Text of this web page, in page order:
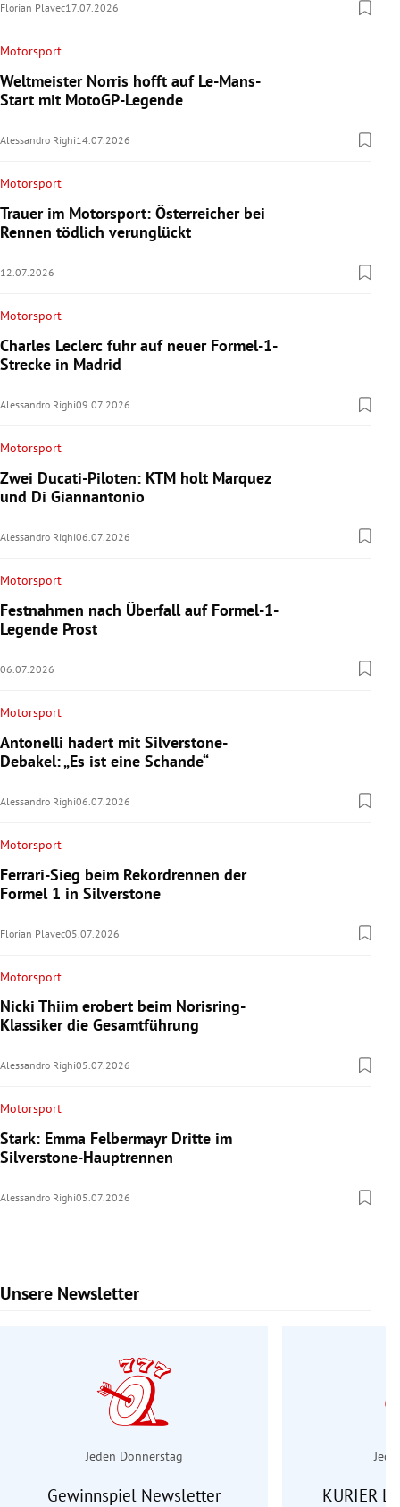
Florian Plavec17.07.2026
Motorsport
Weltmeister Norris hofft auf Le-Mans-
Start mit MotoGP-Legende
Alessandro Righi14.07.2026
Motorsport
Trauer im Motorsport: Österreicher bei
Rennen tödlich verunglückt
12.07.2026
Motorsport
Charles Leclerc fuhr auf neuer Formel-1-
Strecke in Madrid
Alessandro Righi09.07.2026
Motorsport
Zwei Ducati-Piloten: KTM holt Marquez
und Di Giannantonio
Alessandro Righi06.07.2026
Motorsport
Festnahmen nach Überfall auf Formel-1-
Legende Prost
06.07.2026
Motorsport
Antonelli hadert mit Silverstone-
Debakel: „Es ist eine Schande“
Alessandro Righi06.07.2026
Motorsport
Ferrari-Sieg beim Rekordrennen der
Formel 1 in Silverstone
Florian Plavec05.07.2026
Motorsport
Nicki Thiim erobert beim Norisring-
Klassiker die Gesamtführung
Alessandro Righi05.07.2026
Motorsport
Stark: Emma Felbermayr Dritte im
Silverstone-Hauptrennen
Alessandro Righi05.07.2026
Unsere Newsletter
Slide 1 von 7
Jeden Donnerstag
Gewinnspiel Newsletter KURIER